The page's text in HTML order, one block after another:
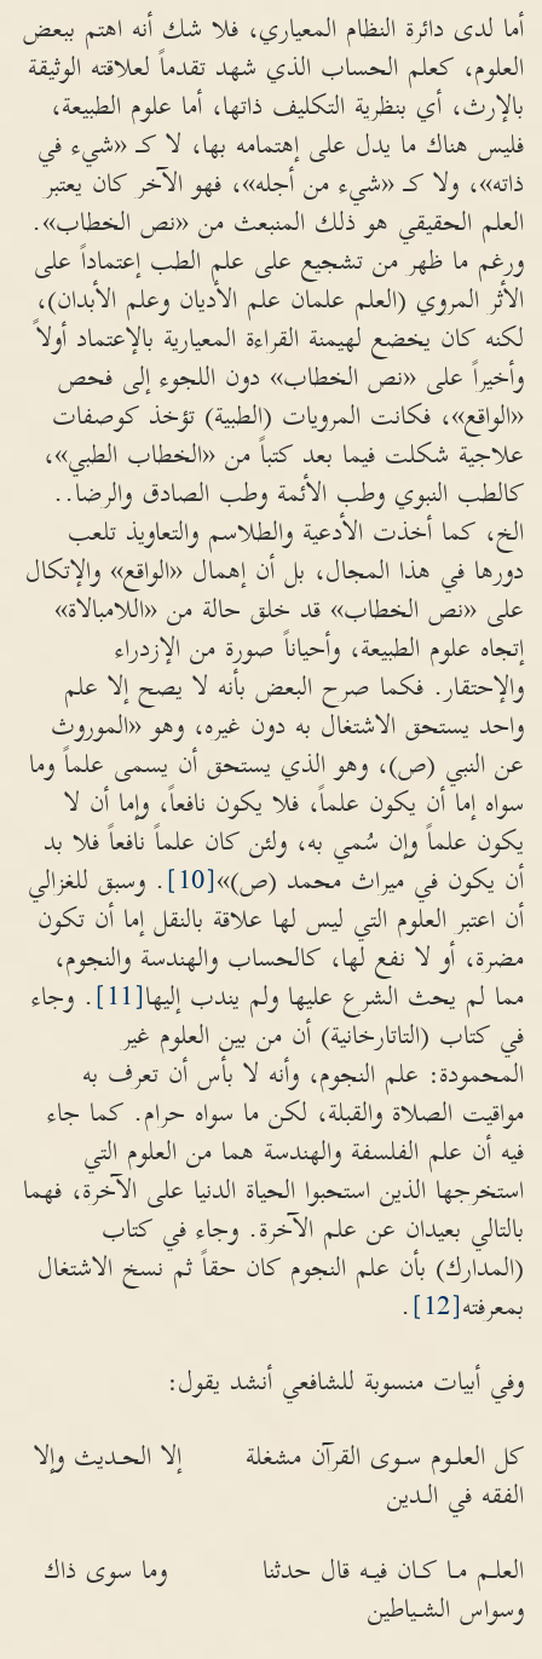
أما لدى دائرة النظام المعياري، فلا شك أنه اهتم ببعض
العلوم، كعلم الحساب الذي شهد تقدماً لعلاقته الوثيقة
بالإرث، أي بنظرية التكليف ذاتها، أما علوم الطبيعة،
فليس هناك ما يدل على إهتمامه بها، لا كـ «شيء في
ذاته»، ولا كـ «شيء من أجله»، فهو الآخر كان يعتبر
العلم الحقيقي هو ذلك المنبعث من «نص الخطاب».
ورغم ما ظهر من تشجيع على علم الطب إعتماداً على
الأثر المروي (العلم علمان علم الأديان وعلم الأبدان)،
لكنه كان يخضع لهيمنة القراءة المعيارية بالإعتماد أولاً
وأخيراً على «نص الخطاب» دون اللجوء إلى فحص
«الواقع»، فكانت المرويات (الطبية) تؤخذ كوصفات
علاجية شكلت فيما بعد كتباً من «الخطاب الطبي»،
كالطب النبوي وطب الأئمة وطب الصادق والرضا..
الخ، كما أخذت الأدعية والطلاسم والتعاويذ تلعب
دورها في هذا المجال، بل أن إهمال «الواقع» والإتكال
على «نص الخطاب» قد خلق حالة من «اللامبالاة»
إتجاه علوم الطبيعة، وأحياناً صورة من الإزدراء
والإحتقار. فكما صرح البعض بأنه لا يصح إلا علم
واحد يستحق الاشتغال به دون غيره، وهو «الموروث
عن النبي (ص)، وهو الذي يستحق أن يسمى علماً وما
سواه إما أن يكون علماً، فلا يكون نافعاً، وإما أن لا
يكون علماً وإن سُمي به، ولئن كان علماً نافعاً فلا بد
أن يكون في ميراث محمد (ص)»[10]
. وسبق للغزالي
أن اعتبر العلوم التي ليس لها علاقة بالنقل إما أن تكون
مضرة، أو لا نفع لها، كالحساب والهندسة والنجوم،
مما لم يحث الشرع عليها ولم يندب إليها[11]
. وجاء
في كتاب (التاتارخانية) أن من بين العلوم غير
المحمودة: علم النجوم، وأنه لا بأس أن تعرف به
مواقيت الصلاة والقبلة، لكن ما سواه حرام. كما جاء
فيه أن علم الفلسفة والهندسة هما من العلوم التي
استخرجها الذين استحبوا الحياة الدنيا على الآخرة، فهما
بالتالي بعيدان عن علم الآخرة. وجاء في كتاب
(المدارك) بأن علم النجوم كان حقاً ثم نسخ الاشتغال
بمعرفته[12]
.
وفي أبيات منسوبة للشافعي أنشد يقول:
كل العلـوم سـوى القرآن مشغلة إلا الحـديث وإلا
الفقه في الـدين
العلـم مـا كـان فيـه قال حدثنا وما سوى ذاك
وسواس الشـياطين